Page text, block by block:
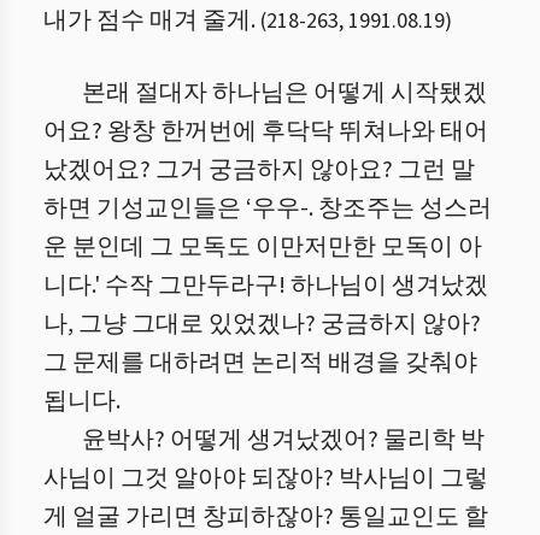
내가 점수 매겨 줄게. (218-263, 1991.08.19)
본래 절대자 하나님은 어떻게 시작됐겠
어요? 왕창 한꺼번에 후닥닥 뛰쳐나와 태어
났겠어요? 그거 궁금하지 않아요? 그런 말
하면 기성교인들은 ‘우우-. 창조주는 성스러
운 분인데 그 모독도 이만저만한 모독이 아
니다.' 수작 그만두라구! 하나님이 생겨났겠
나, 그냥 그대로 있었겠나? 궁금하지 않아?
그 문제를 대하려면 논리적 배경을 갖춰야
됩니다.
윤박사? 어떻게 생겨났겠어? 물리학 박
사님이 그것 알아야 되잖아? 박사님이 그렇
게 얼굴 가리면 창피하잖아? 통일교인도 할